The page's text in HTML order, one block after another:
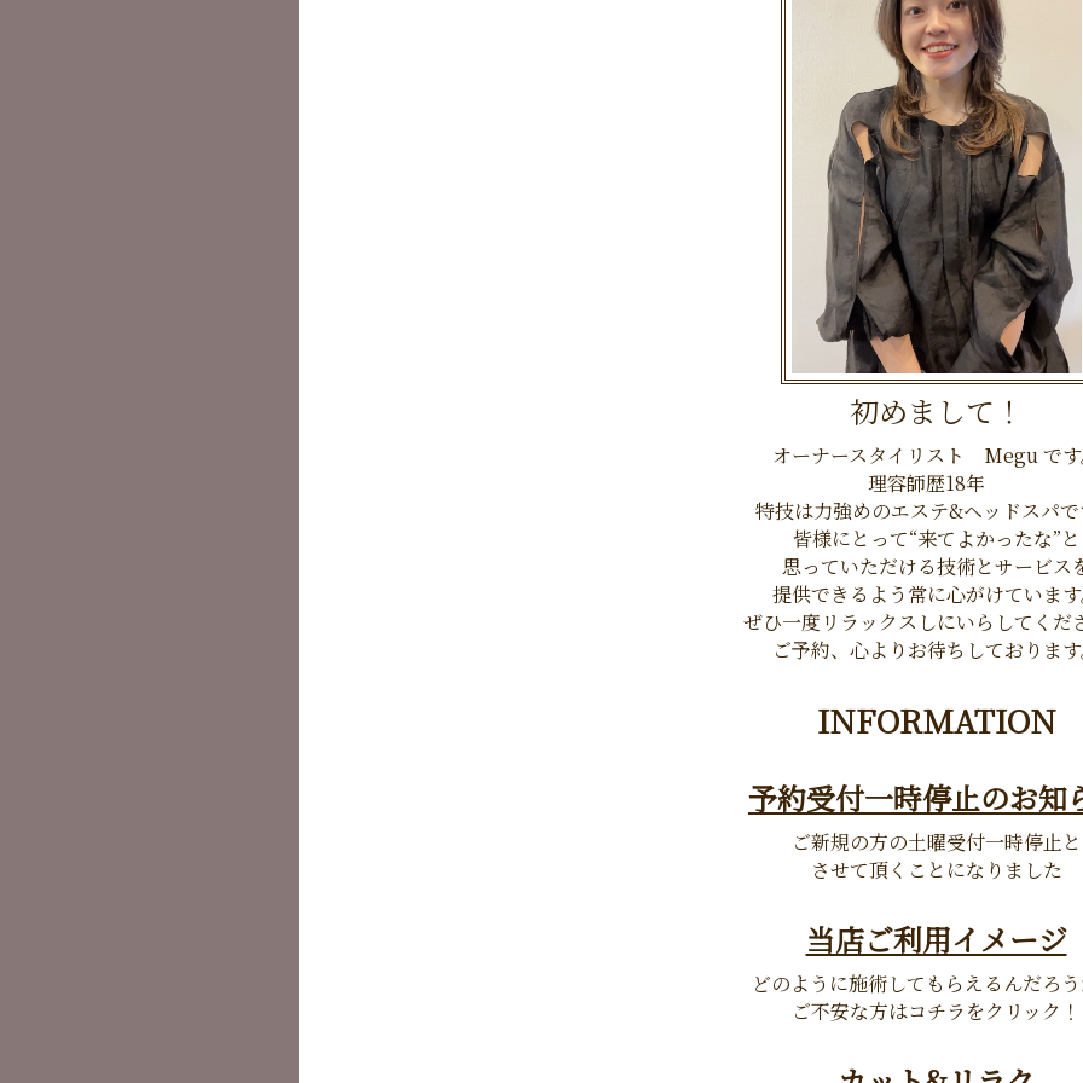
初めまして！
オーナースタイリスト Megu で
理容師歴18年
特技は力強めのエステ&ヘッドスパ
皆様にとって“来てよかったな”と
思っていただける技術とサービス
提供できるよう常に心がけていま
ぜひ一度リラックスしにいらしてくだ
ご予約、心よりお待ちしておりま
INFORMATION
予約受付一時停止のお知
ご新規の方の土曜受付一時停止と
させて頂くことになりました
当店ご利用イメージ
どのように施術してもらえるんだろ
ご不安な方はコチラをクリック！